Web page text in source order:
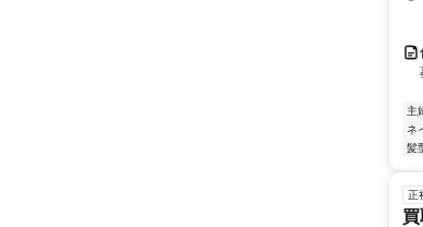
主
ネ
髪
正